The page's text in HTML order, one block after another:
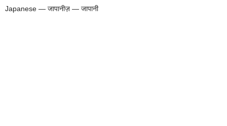
Japanese — जापानीज़ — जापानी